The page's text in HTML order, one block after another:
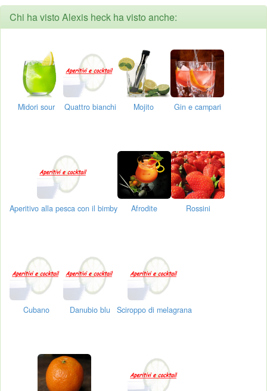
Chi ha visto Alexis heck ha visto anche:
Midori sour Quattro bianchi Mojito Gin e campari
Aperitivo alla pesca con il bimby Afrodite Rossini
Cubano Danubio blu Sciroppo di melagrana